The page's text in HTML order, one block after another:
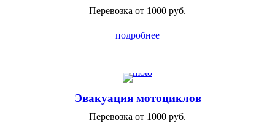
Перевозка от 1000 руб.
подробнее
Эвакуация мотоциклов
Перевозка от 1000 руб.